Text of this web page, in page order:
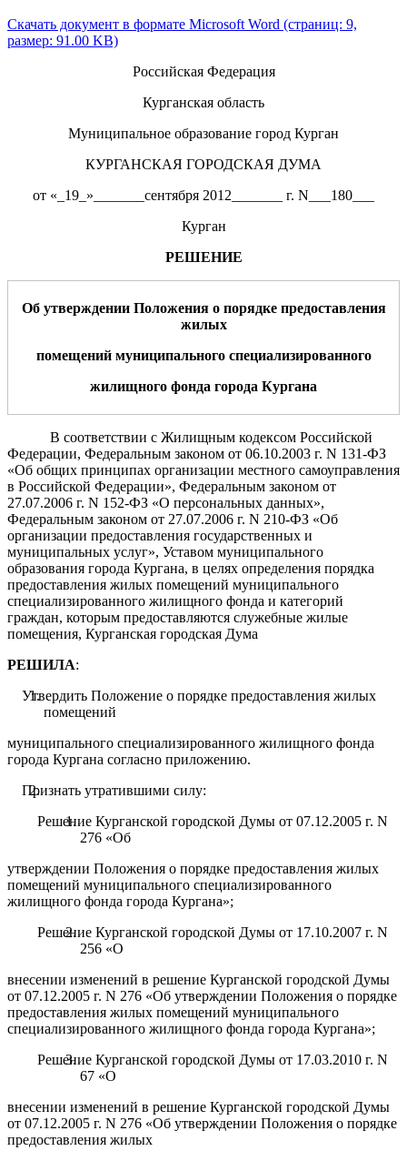
Скачать документ в формате Microsoft Word (страниц: 9,
размер: 91.00 KB)
Российская Федерация
Курганская область
Муниципальное образование город Курган
КУРГАНСКАЯ ГОРОДСКАЯ ДУМА
от «_19_»_______сентября 2012_______ г. N___180___
Курган
РЕШЕНИЕ
Об утверждении Положения о порядке предоставления
жилых
помещений муниципального специализированного
жилищного фонда города Кургана
В соответствии с Жилищным кодексом Российской
Федерации, Федеральным законом от 06.10.2003 г. N 131-ФЗ
«Об общих принципах организации местного самоуправления
в Российской Федерации», Федеральным законом от
27.07.2006 г. N 152-ФЗ «О персональных данных»,
Федеральным законом от 27.07.2006 г. N 210-ФЗ «Об
организации предоставления государственных и
муниципальных услуг», Уставом муниципального
образования города Кургана, в целях определения порядка
предоставления жилых помещений муниципального
специализированного жилищного фонда и категорий
граждан, которым предоставляются служебные жилые
помещения, Курганская городская Дума
РЕШИЛА:
Утвердить Положение о порядке предоставления жилых
помещений
муниципального специализированного жилищного фонда
города Кургана согласно приложению.
Признать утратившими силу:
Решение Курганской городской Думы от 07.12.2005 г. N
276 «Об
утверждении Положения о порядке предоставления жилых
помещений муниципального специализированного
жилищного фонда города Кургана»;
Решение Курганской городской Думы от 17.10.2007 г. N
256 «О
внесении изменений в решение Курганской городской Думы
от 07.12.2005 г. N 276 «Об утверждении Положения о порядке
предоставления жилых помещений муниципального
специализированного жилищного фонда города Кургана»;
Решение Курганской городской Думы от 17.03.2010 г. N
67 «О
внесении изменений в решение Курганской городской Думы
от 07.12.2005 г. N 276 «Об утверждении Положения о порядке
предоставления жилых